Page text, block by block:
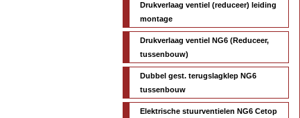
Drukverlaag ventiel (reduceer) leiding
montage
Drukverlaag ventiel NG6 (Reduceer,
tussenbouw)
Dubbel gest. terugslagklep NG6
tussenbouw
Elektrische stuurventielen NG6 Cetop